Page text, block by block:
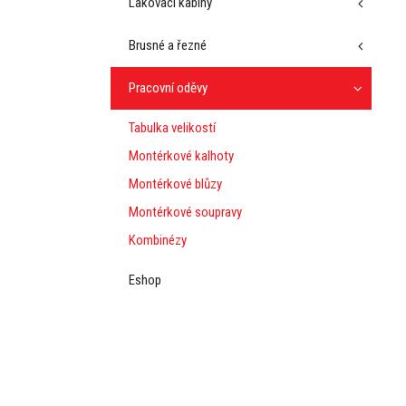
Brusné a řezné
Pracovní oděvy
Tabulka velikostí
Montérkové kalhoty
Montérkové blůzy
Montérkové soupravy
Kombinézy
Eshop